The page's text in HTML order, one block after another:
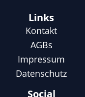
Links
Kontakt
AGBs
Impressum
Datenschutz
Social